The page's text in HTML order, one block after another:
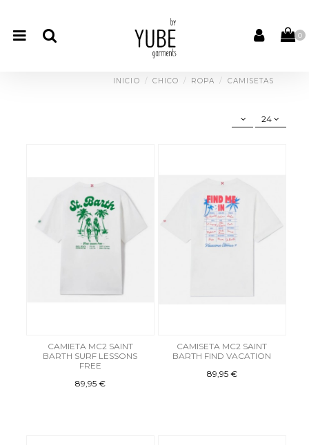
0
INICIO CHICO ROPA CAMISETAS
24
CAMIETA MC2 SAINT
BARTH SURF LESSONS
FREE
89,95 €
CAMISETA MC2 SAINT
BARTH FIND VACATION
89,95 €